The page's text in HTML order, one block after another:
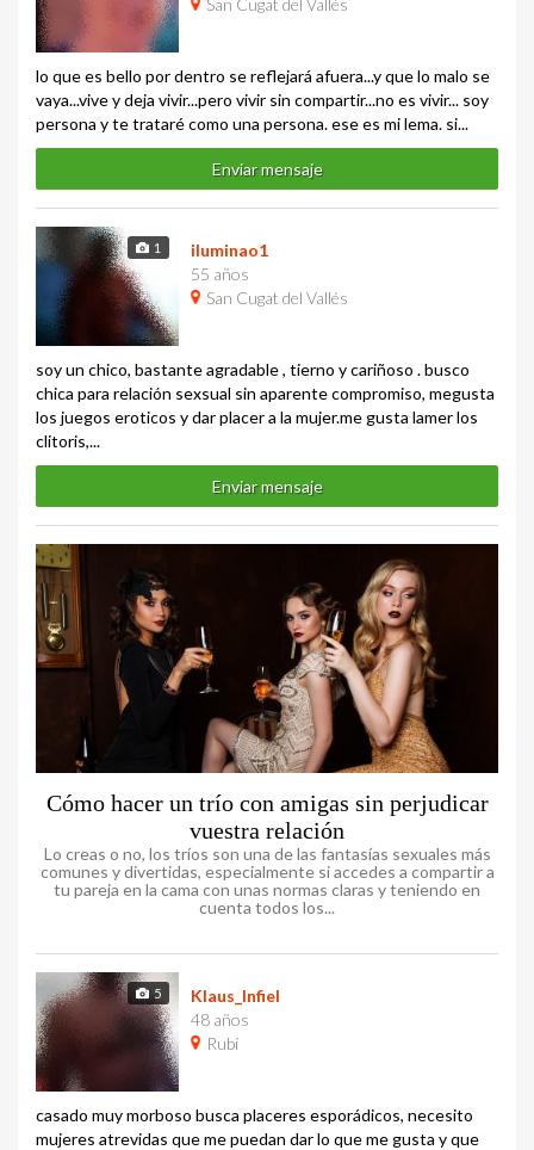
San Cugat del Vallés
lo que es bello por dentro se reflejará afuera...y que lo malo se
vaya...vive y deja vivir...pero vivir sin compartir...no es vivir... soy
persona y te trataré como una persona. ese es mi lema. si...
Enviar mensaje
1
iluminao1
55 años
San Cugat del Vallés
soy un chico, bastante agradable , tierno y cariñoso . busco
chica para relación sexsual sin aparente compromiso, megusta
los juegos eroticos y dar placer a la mujer.me gusta lamer los
clitoris,...
Enviar mensaje
Cómo hacer un trío con amigas sin perjudicar
vuestra relación
Lo creas o no, los tríos son una de las fantasías sexuales más
comunes y divertidas, especialmente si accedes a compartir a
tu pareja en la cama con unas normas claras y teniendo en
cuenta todos los...
5
Klaus_Infiel
48 años
Rubí
casado muy morboso busca placeres esporádicos, necesito
mujeres atrevidas que me puedan dar lo que me gusta y que